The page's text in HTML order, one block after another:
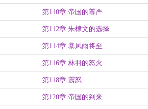
第110章 帝国的尊严
第112章 朱棣文的选择
第114章 暴风雨将至
第116章 林羽的怒火
第118章 震怒
第120章 帝国的到来